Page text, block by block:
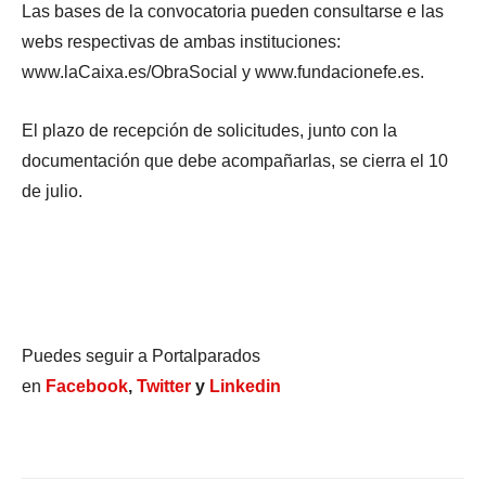
Las bases de la convocatoria pueden consultarse e las
webs respectivas de ambas instituciones:
www.laCaixa.es/ObraSocial y www.fundacionefe.es.
El plazo de recepción de solicitudes, junto con la
documentación que debe acompañarlas, se cierra el 10
de julio.
Puedes seguir a Portalparados
en Facebook, Twitter y Linkedin